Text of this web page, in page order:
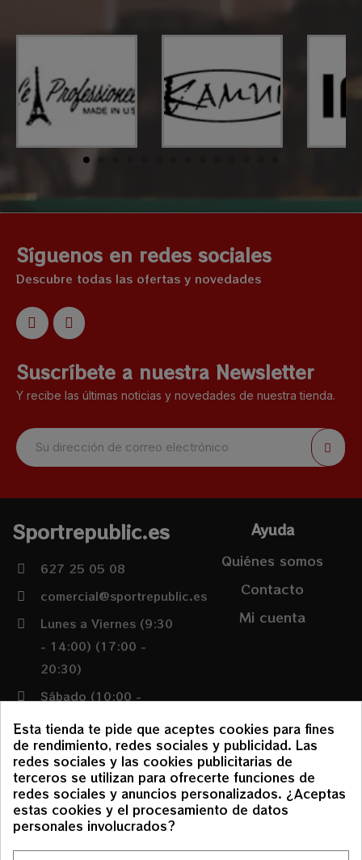
Síguenos en redes sociales
Descubre todas las ofertas y novedades
Suscríbete a nuestra Newsletter
Y recibe las últimas noticias y novedades de nuestra tienda.
Sportrepublic.es
627 25 05 08
comercial@sportrepublic.es
Lunes a Viernes (9:30
- 14:00) (17:00 -
20:30)
Sábado (10:00 -
Ayuda
Quiénes somos
Contacto
Mi cuenta
Condiciones
Política de envíos y
devoluciones
Esta tienda te pide que aceptes cookies para fines
de rendimiento, redes sociales y publicidad. Las
redes sociales y las cookies publicitarias de
terceros se utilizan para ofrecerte funciones de
redes sociales y anuncios personalizados. ¿Aceptas
estas cookies y el procesamiento de datos
personales involucrados?